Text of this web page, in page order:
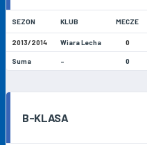
SEZON KLUB MECZE
2013/2014 Wiara Lecha 0
Suma - 0
B-KLASA